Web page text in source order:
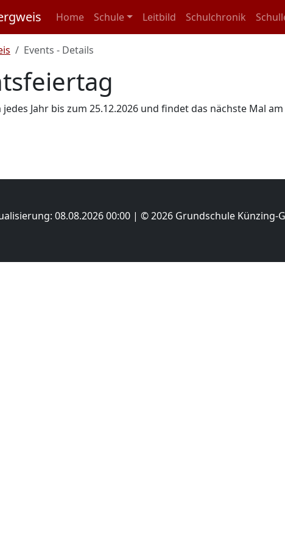
Navigation überspringen
Home Schule Leitbild Schulchronik
Events - Details
Jahr bis zum 25.12.2026 und findet das nächste Mal am
08.08.2026 00:00 | © 2026 Grundschule Künzing-